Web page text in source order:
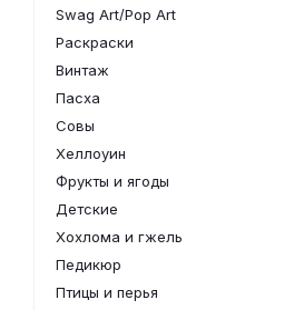
Swag Art/Pop Art
Раскраски
Винтаж
Пасха
Совы
Хеллоуин
Фрукты и ягоды
Детские
Хохлома и гжель
Педикюр
Птицы и перья